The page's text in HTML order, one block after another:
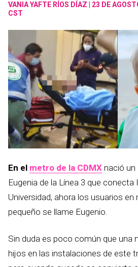
VANIA YAFTE RÍOS DÍAZ
23 DE
CST
En el metro de la CDMX nació un
Eugenia de la Línea 3 que
Universidad, ahora los usuarios en
pequeño se llame Eugenio.
Sin duda es poco común que una
hijos en las instalaciones de este